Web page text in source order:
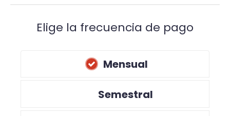
Elige la frecuencia de pago
Mensual
Semestral